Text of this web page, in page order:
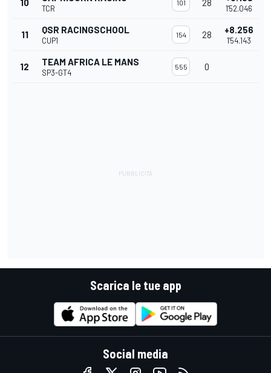
10
TCR
101 28
1'52.046
11 QSR RACINGSCHOOL
CUP1
154 28 +8.256
1'54.143
12 TEAM AFRICA LE MANS
SP3-GT4
555 0
Scarica le tue app
Social media